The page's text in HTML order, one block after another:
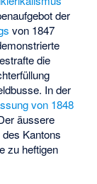
der
von 1847
die
In der
von 1848
äussere
Kantons
zu heftigen